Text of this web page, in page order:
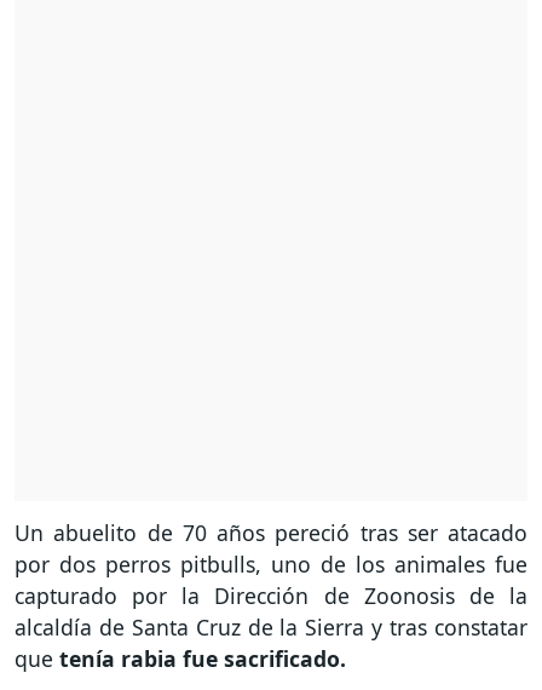
Un abuelito de 70 años pereció tras ser atacado
por dos perros pitbulls, uno de los animales fue
capturado por la Dirección de Zoonosis de la
alcaldía de Santa Cruz de la Sierra y tras constatar
que tenía rabia fue sacrificado.